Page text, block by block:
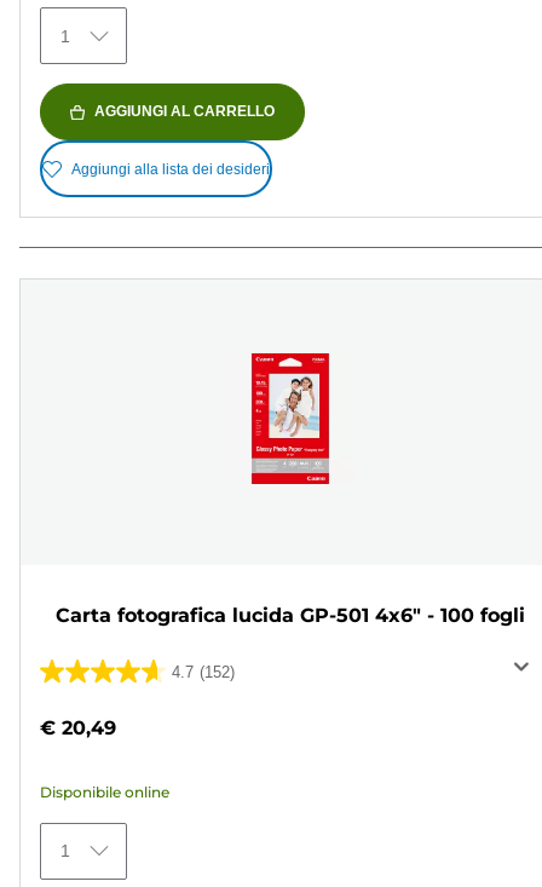
recensioni
1
AGGIUNGI AL CARRELLO
Aggiungi alla lista dei desideri
Carta fotografica lucida GP-501 4x6" - 100 fogli
4.7 (152)
4.7
5
152
recensioni
€ 20,49
Disponibile online
1